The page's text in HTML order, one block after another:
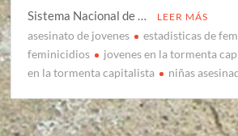
Sistema Nacional de …
LEER MÁS
asesinato de jovenes
estadisticas de
feminicidios
jovenes en la tormenta
en la tormenta capitalista
niñas